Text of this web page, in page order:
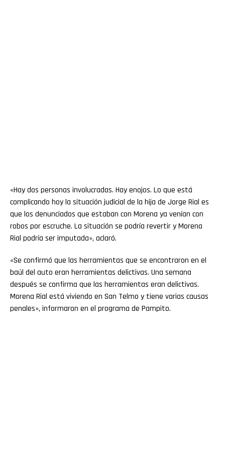
«Hay dos personas involucradas. Hay enojos. Lo que está
complicando hoy la situación judicial de la hija de Jorge Rial es
que los denunciados que estaban con Morena ya venían con
robos por escruche. La situación se podría revertir y Morena
Rial podría ser imputada», aclaró.
«Se confirmó que las herramientas que se encontraron en el
baúl del auto eran herramientas delictivas. Una semana
después se confirma que las herramientas eran delictivas.
Morena Rial está viviendo en San Telmo y tiene varias causas
penales», informaron en el programa de Pampito.